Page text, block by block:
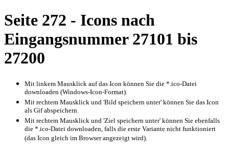
Seite 272 - Icons nach
Eingangsnummer 27101 bis
27200
Mit linkem Mausklick auf das Icon können Sie die *.ico-Datei
downloaden (Windows-Icon-Format).
Mit rechtem Mausklick und 'Bild speichern unter' können Sie das Icon
als Gif abspeichern.
Mit rechtem Mausklick und 'Ziel speichern unter' können Sie ebenfalls
die *.ico-Datei downloaden, falls die erste Variante nicht funktioniert
(das Icon gleich im Browser angezeigt wird).